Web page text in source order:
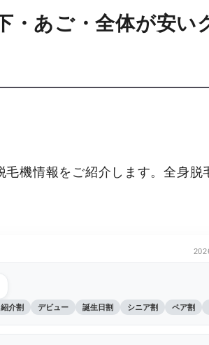
・あご・全体が安い
機情報をご紹介します。全身脱
紹介割 デビュー 誕生日割 シニア割 ペア割